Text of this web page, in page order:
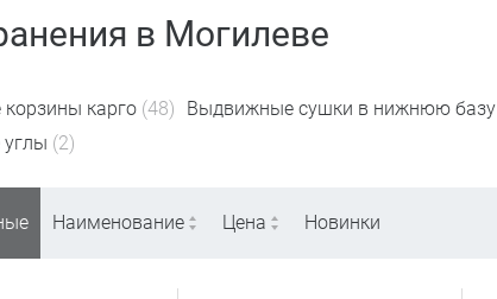
в Могилеве
карго (48) Выдвижные сушки в нижнюю базу
углы (2)
Наименование Цена Новинки